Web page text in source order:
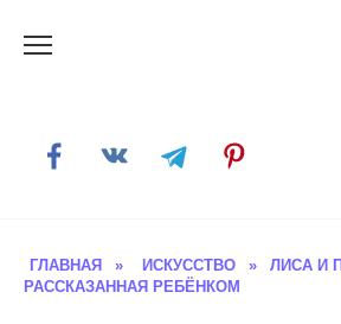
ГЛАВНАЯ » ИСКУССТВО »
ЛИСА И
РАССКАЗАННАЯ РЕБЁНКОМ